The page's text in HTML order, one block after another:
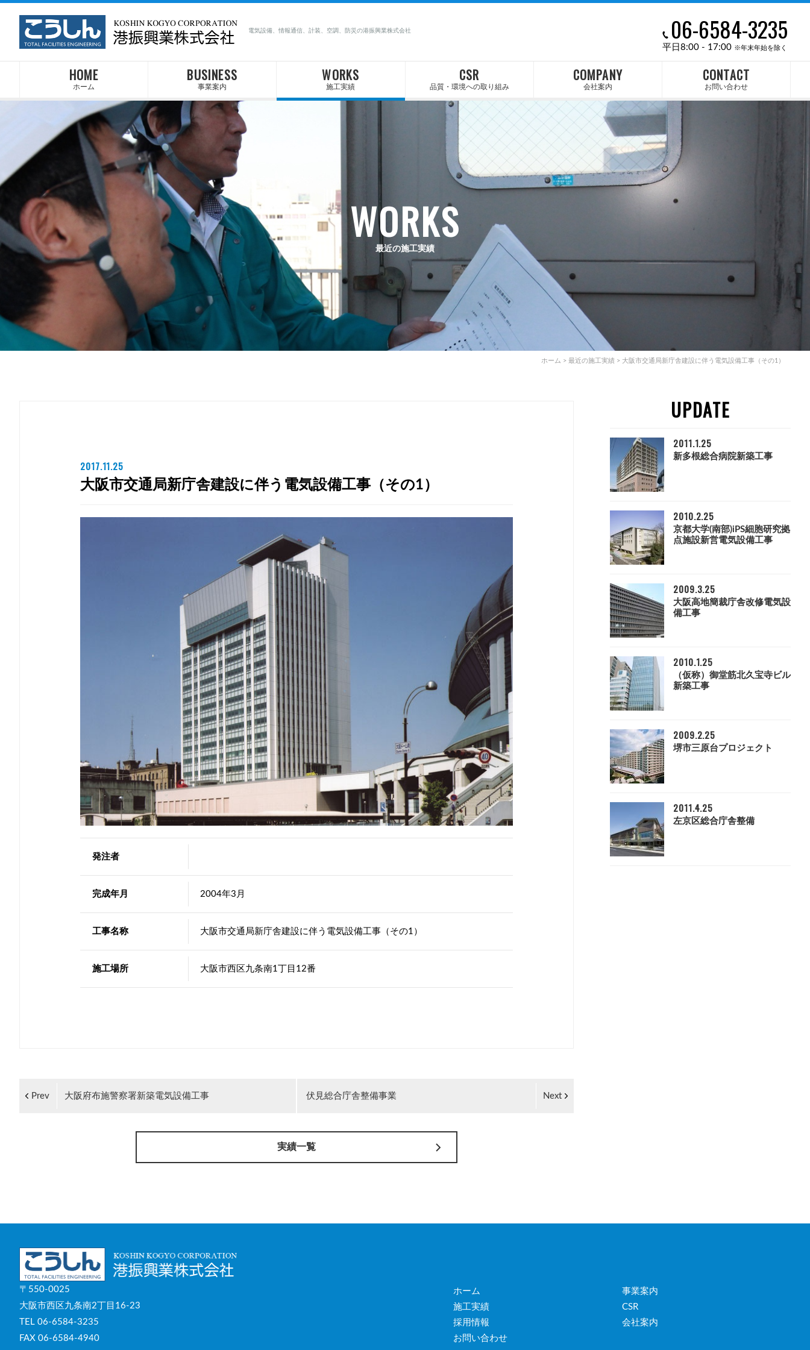
電気設備、情報通信、計装、空調、防災の港振興業株式会社 06-6584-3235
平日8:00 - 17:00 ※年末年始を除く
HOME
ホーム
BUSINESS
事業案内
WORKS
施工実績
CSR
品質・環境への取り組み
COMPANY
会社案内
CONTACT
お問い合わせ
WORKS
最近の施工実績
ホーム > 最近の施工実績 > 大阪市交通局新庁舎建設に伴う電気設備工事（その1）
2017.11.25
大阪市交通局新庁舎建設に伴う電気設備工事（その1）
発注者
完成年月 2004年3月
工事名称 大阪市交通局新庁舎建設に伴う電気設備工事（その1）
施工場所 大阪市西区九条南1丁目12番
Prev 大阪府布施警察署新築電気設備工事 Next
伏見総合庁舎整備事業
実績一覧
UPDATE
2011.1.25
新多根総合病院新築工事
2010.2.25
京都大学(南部)iPS細胞研究拠
点施設新営電気設備工事
2009.3.25
大阪高地簡裁庁舎改修電気設
備工事
2010.1.25
（仮称）御堂筋北久宝寺ビル
新築工事
2009.2.25
堺市三原台プロジェクト
2011.4.25
左京区総合庁舎整備
〒550-0025
大阪市西区九条南2丁目16-23
TEL 06-6584-3235
FAX 06-6584-4940
ホーム
事業案内
施工実績
CSR
採用情報
会社案内
お問い合わせ